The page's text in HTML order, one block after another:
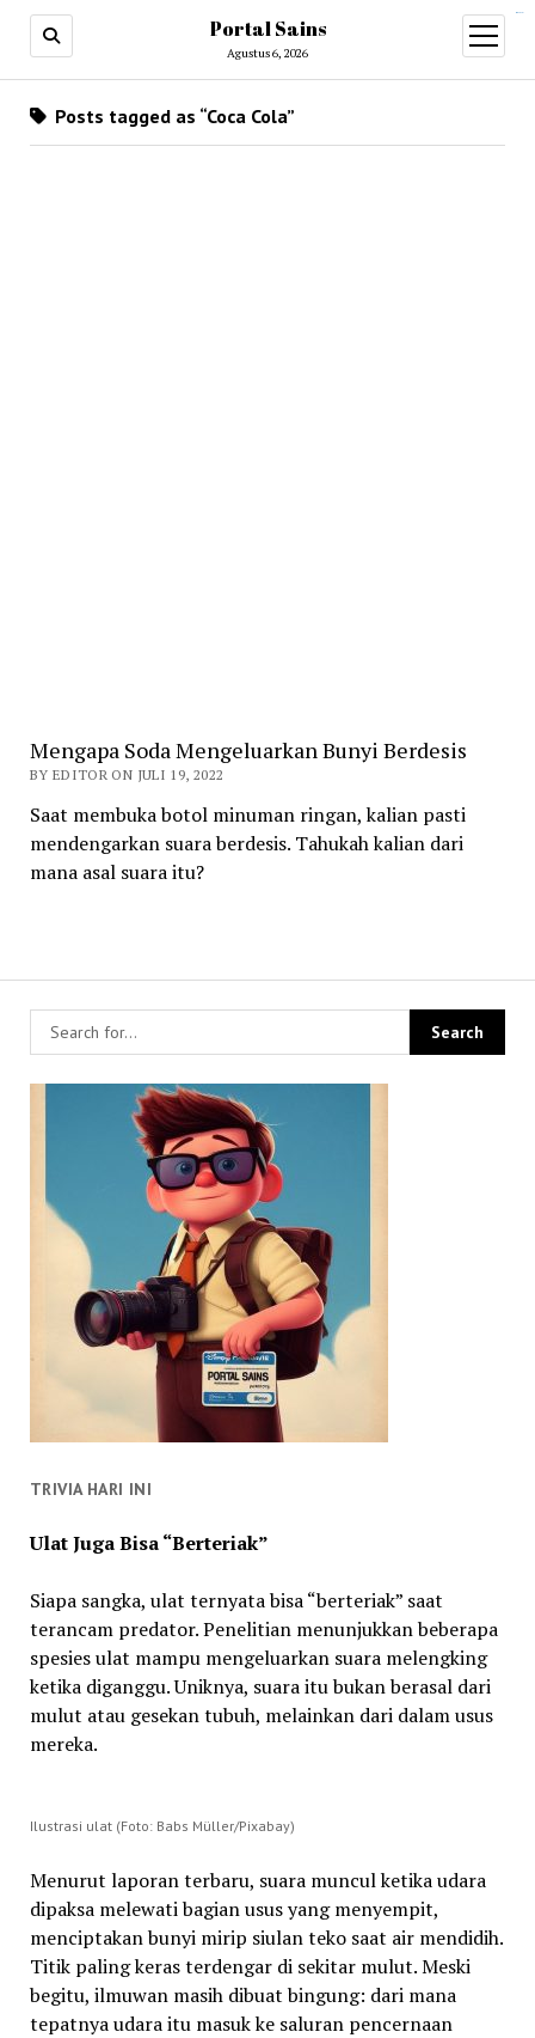
Portal Sains
Agustus 6, 2026
open
menu
Posts tagged as “Coca Cola”
Mengapa Soda Mengeluarkan Bunyi Berdesis
BY EDITOR ON JULI 19, 2022
Saat membuka botol minuman ringan, kalian pasti
mendengarkan suara berdesis. Tahukah kalian dari
mana asal suara itu?
TRIVIA HARI INI
Ulat Juga Bisa “Berteriak”
Siapa sangka, ulat ternyata bisa “berteriak” saat
terancam predator. Penelitian menunjukkan beberapa
spesies ulat mampu mengeluarkan suara melengking
ketika diganggu. Uniknya, suara itu bukan berasal dari
mulut atau gesekan tubuh, melainkan dari dalam usus
mereka.
Ilustrasi ulat (Foto: Babs Müller/Pixabay)
Menurut laporan terbaru, suara muncul ketika udara
dipaksa melewati bagian usus yang menyempit,
menciptakan bunyi mirip siulan teko saat air mendidih.
Titik paling keras terdengar di sekitar mulut. Meski
begitu, ilmuwan masih dibuat bingung: dari mana
tepatnya udara itu masuk ke saluran pencernaan